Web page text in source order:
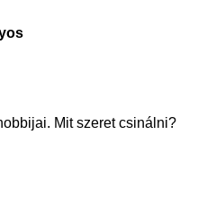
Mit szeret csinálni?